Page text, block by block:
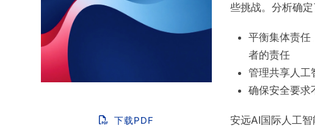
下载PDF
些挑战。分析确
平衡集体责任
者的责任
管理共享人工
确保安全要求
安远AI国际人工